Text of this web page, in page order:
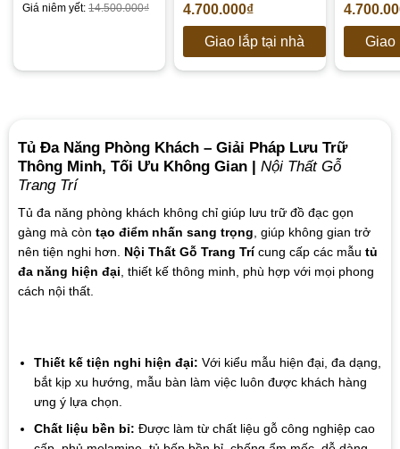
Giá niêm yết: 14.500.000₫ 4.700.000₫
Giao lắp tại nhà Giao
Tủ Đa Năng Phòng Khách – Giải Pháp Lưu Trữ
Thông Minh, Tối Ưu Không Gian | Nội Thất Gỗ
Trang Trí
Tủ đa năng phòng khách không chỉ giúp lưu trữ đồ đạc gọn
gàng mà còn tạo điểm nhấn sang trọng , giúp không gian trở
nên tiện nghi hơn. Nội Thất Gỗ Trang Trícung cấp các mẫu tủ
đa năng hiện đại , thiết kế thông minh, phù hợp với mọi phong
cách nội thất.
Thiết kế tiện nghi hiện đại: Với kiểu mẫu hiện đại, đa dạng,
bắt kịp xu hướng, mẫu bàn làm việc luôn được khách hàng
ưng ý lựa chọn.
Chất liệu bền bỉ: Được làm từ chất liệu gỗ công nghiệp cao